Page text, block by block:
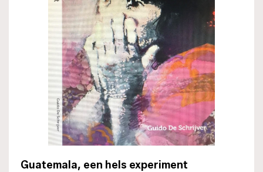
Guatemala, een hels experiment